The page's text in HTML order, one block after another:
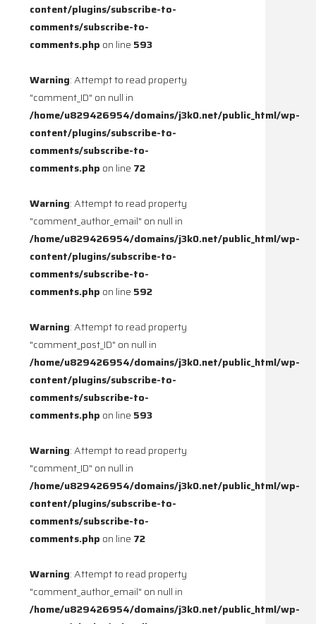
content/plugins/subscribe-to-
comments/subscribe-to-
comments.php on line 593
Warning: Attempt to read property
"comment_ID" on null in
/home/u829426954/domains/j3k0.net/public_html/wp-
content/plugins/subscribe-to-
comments/subscribe-to-
comments.php on line 72
Warning: Attempt to read property
"comment_author_email" on null in
/home/u829426954/domains/j3k0.net/public_html/wp-
content/plugins/subscribe-to-
comments/subscribe-to-
comments.php on line 592
Warning: Attempt to read property
"comment_post_ID" on null in
/home/u829426954/domains/j3k0.net/public_html/wp-
content/plugins/subscribe-to-
comments/subscribe-to-
comments.php on line 593
Warning: Attempt to read property
"comment_ID" on null in
/home/u829426954/domains/j3k0.net/public_html/wp-
content/plugins/subscribe-to-
comments/subscribe-to-
comments.php on line 72
Warning: Attempt to read property
"comment_author_email" on null in
/home/u829426954/domains/j3k0.net/public_html/wp-